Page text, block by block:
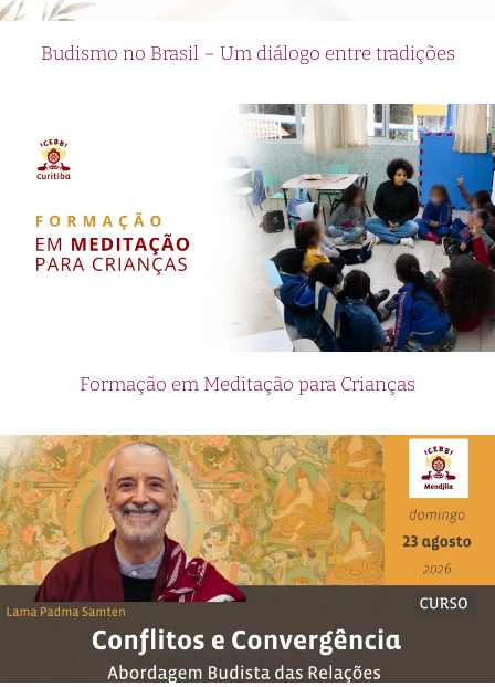
Budismo no Brasil – Um diálogo entre tradições
Formação em Meditação para Crianças